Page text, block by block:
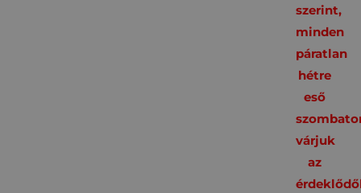
szerint,
minden
páratlan
hétre
eső
várjuk
az